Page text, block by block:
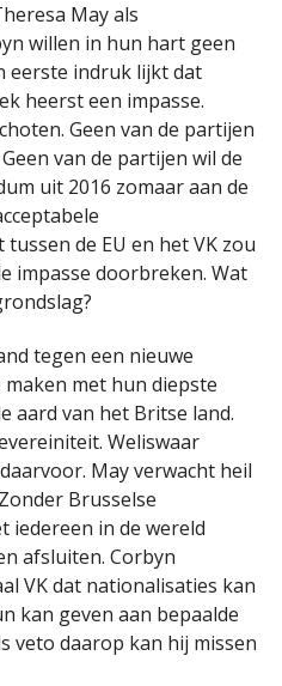
May als
willen in hun hart geen
eerste indruk lijkt dat
heerst een impasse.
Geen van de partijen
van de partijen wil de
uit 2016 zomaar aan de
de EU en het VK zou
impasse doorbreken. Wat
tegen een nieuwe
met hun diepste
aard van het Britse land.
Weliswaar
May verwacht heil
Brusselse
iedereen in de wereld
afsluiten. Corbyn
VK dat nationalisaties kan
kan geven aan bepaalde
veto daarop kan hij missen